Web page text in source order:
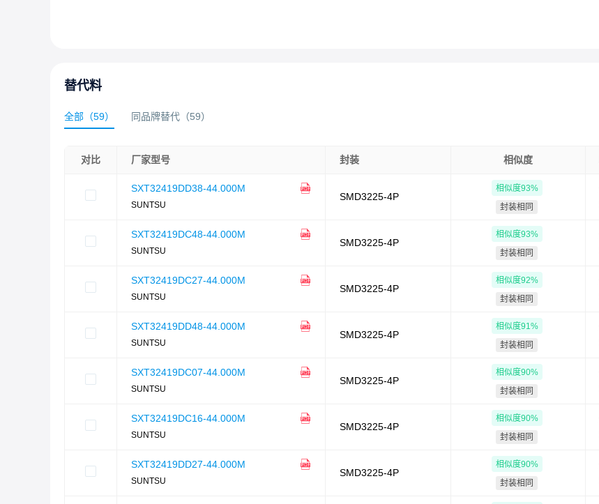
替代料
全部 （59） 同品牌替代 （59）
对比 厂家型号 封装 相似度
SXT32419DD38-44.000M
SUNTSU
SMD3225-4P
相似度93%
封装相同
SXT32419DC48-44.000M
SUNTSU
SMD3225-4P
相似度93%
封装相同
SXT32419DC27-44.000M
SUNTSU
SMD3225-4P
相似度92%
封装相同
SXT32419DD48-44.000M
SUNTSU
SMD3225-4P
相似度91 %
封装相同
SXT32419DC07-44.000M
SUNTSU
SMD3225-4P
相似度90%
封装相同
SXT32419DC16-44.000M
SUNTSU
SMD3225-4P
相似度90%
封装相同
SXT32419DD27-44.000M
SUNTSU
SMD3225-4P
相似度90%
封装相同